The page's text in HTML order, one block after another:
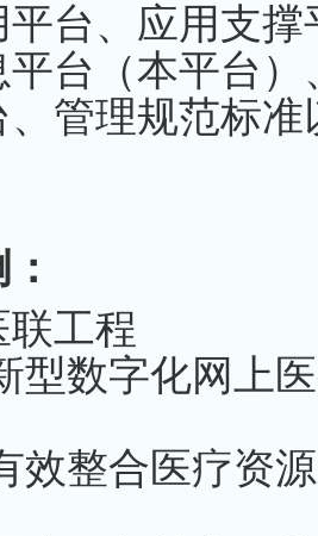
平台、应用支
平台（本平台
管理规范标准
工程
型数字化网上
效整合医疗资